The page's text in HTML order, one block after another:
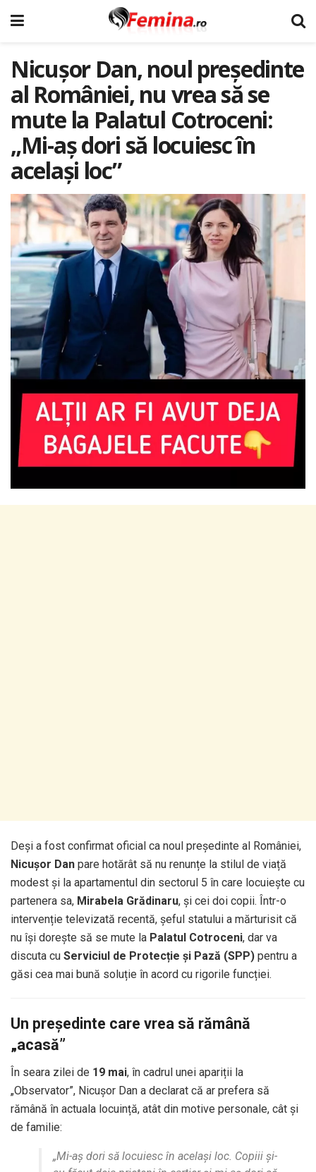
Nicușor Dan, noul președinte
al României, nu vrea să se
mute la Palatul Cotroceni:
„Mi-aș dori să locuiesc în
același loc”
Deși a fost confirmat oficial ca noul președinte al României,
Nicușor Dan pare hotărât să nu renunțe la stilul de viață
modest și la apartamentul din sectorul 5 în care locuiește cu
partenera sa, Mirabela Grădinaru, și cei doi copii. Într-o
intervenție televizată recentă, șeful statului a mărturisit că
nu își dorește să se mute la Palatul Cotroceni, dar va
discuta cu Serviciul de Protecție și Pază (SPP) pentru a
găsi cea mai bună soluție în acord cu rigorile funcției.
Un președinte care vrea să rămână
„acasă”
În seara zilei de 19 mai, în cadrul unei apariții la
„Observator”, Nicușor Dan a declarat că ar prefera să
rămână în actuala locuință, atât din motive personale, cât și
de familie:
„Mi-aș dori să locuiesc în același loc. Copiii și-